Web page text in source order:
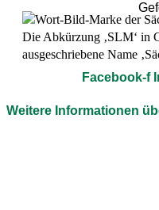
Facebook-f
Weitere Informationen